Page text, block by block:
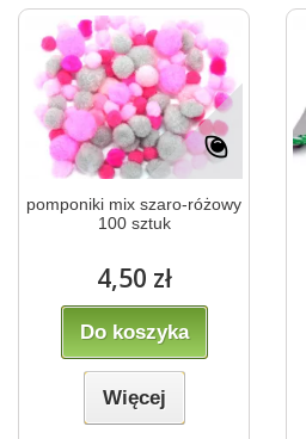
pomponiki mix szaro-różowy
100 sztuk
4,50 zł
Do koszyka
Więcej